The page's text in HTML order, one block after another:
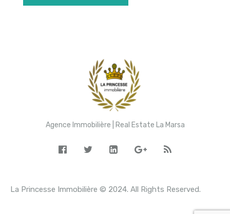
Agence Immobilière | Real Estate La Marsa
La Princesse Immobilière © 2024. All Rights Reserved.